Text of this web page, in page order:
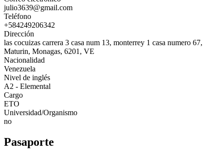
julio3639@gmail.com
Teléfono
+584249206342
Dirección
las cocuizas carrera 3 casa num 13, monterrey 1 casa numero 67,
Maturin, Monagas, 6201, VE
Nacionalidad
Venezuela
Nivel de inglés
A2 - Elemental
Cargo
ETO
Universidad/Organismo
no
Pasaporte